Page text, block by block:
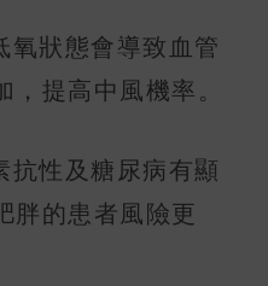
氧狀態會導致血管
提高中風機率。
抗性及糖尿病有顯
胖的患者風險更